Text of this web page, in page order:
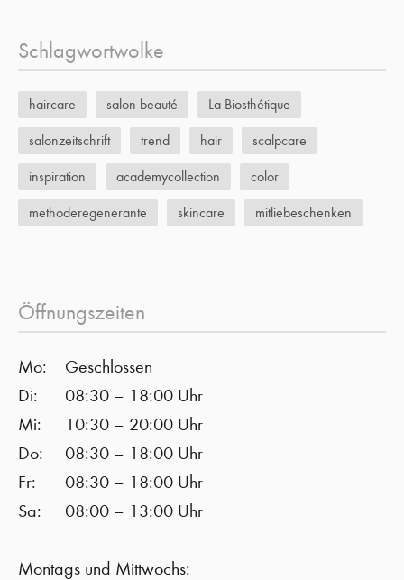
Schlagwortwolke
haircare salon beauté La Biosthétique
salonzeitschrift trend hair scalpcare
inspiration academycollection color
methoderegenerante skincare mitliebeschenken
Öffnungszeiten
Mo:
Geschlossen
Di:
08:30 – 18:00 Uhr
Mi:
10:30 – 20:00 Uhr
Do:
08:30 – 18:00 Uhr
Fr:
08:30 – 18:00 Uhr
Sa:
08:00 – 13:00 Uhr
Montags und Mittwochs: